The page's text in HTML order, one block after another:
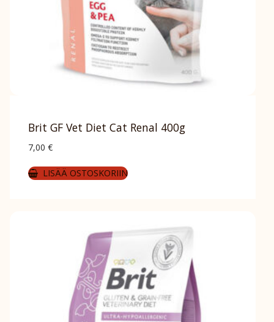
Brit GF Vet Diet Cat Renal 400g
7,00 €
LISÄÄ OSTOSKORIIN